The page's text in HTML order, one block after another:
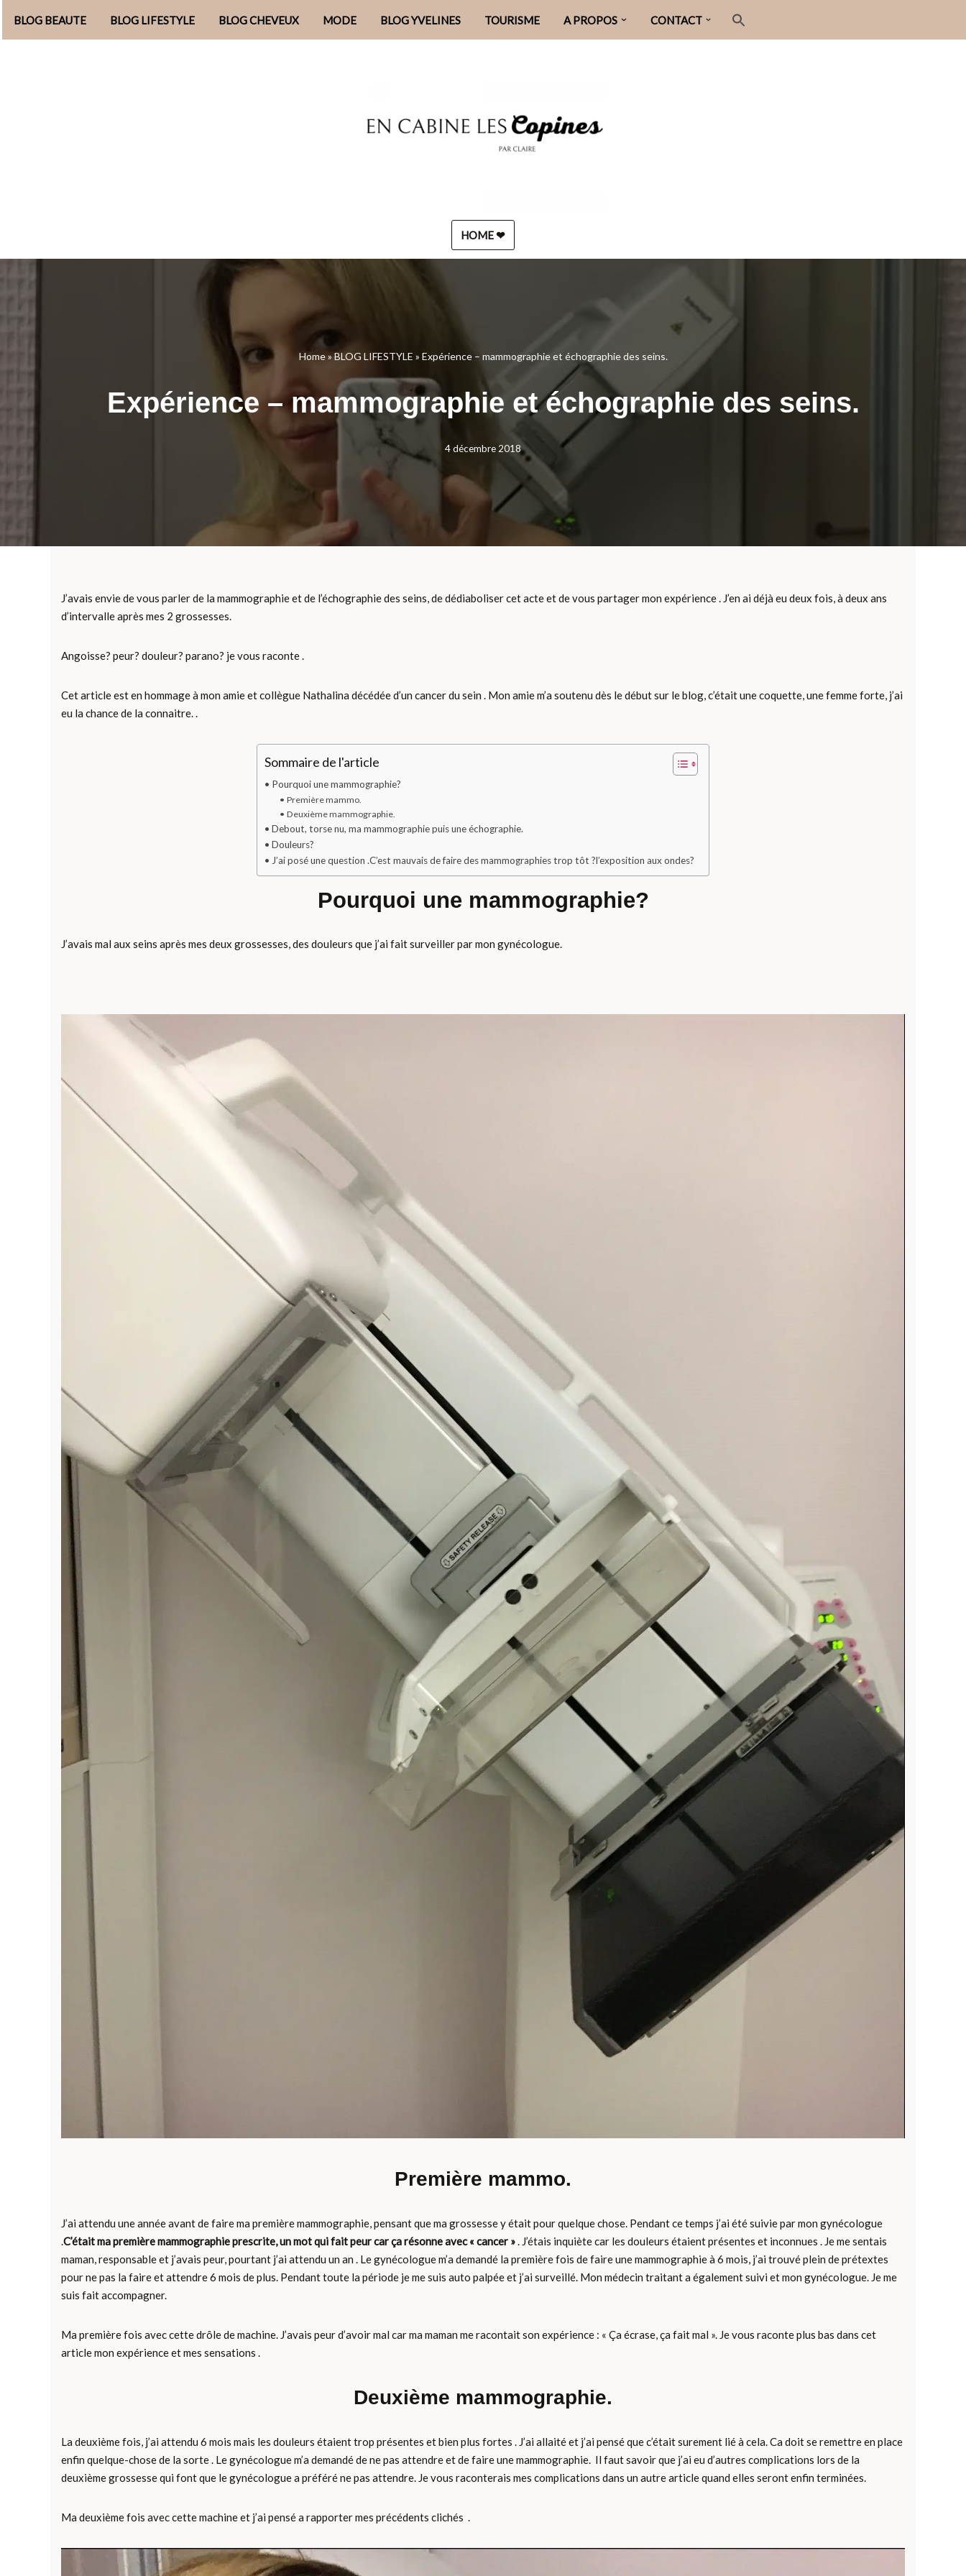
Aller
BLOG BEAUTE BLOG LIFESTYLE BLOG CHEVEUX MODE BLOG YVELINES TOURISME A PROPOS CONTACT
HOME ❤︎
Home»BLOG LIFESTYLE » Expérience – mammographie et échographie des seins.
Expérience – mammographie et échographie des seins.
4 décembre 2018
J’avais envie de vous parler de la mammographie et de l’échographie des seins, de dédiaboliser cet acte et de vous partager mon expérience . J’en ai déjà eu deux fois, à deux ans
d’intervalle après mes 2 grossesses.
Angoisse? peur? douleur? parano? je vous raconte .
Cet article est en hommage à mon amie et collègue Nathalina décédée d’un cancer du sein . Mon amie m’a soutenu dès le début sur le blog, c’était une coquette, une femme forte, j’ai
eu la chance de la connaitre. .
Sommaire de l'article
Pourquoi une mammographie?
Première mammo.
Deuxième mammographie.
Debout, torse nu, ma mammographie puis une échographie.
Douleurs?
J’ai posé une question .C’est mauvais de faire des mammographies trop tôt ?l’exposition aux ondes?
Pourquoi une mammographie?
J’avais mal aux seins après mes deux grossesses, des douleurs que j’ai fait surveiller par mon gynécologue.
Première mammo.
J’ai attendu une année avant de faire ma première mammographie, pensant que ma grossesse y était pour quelque chose. Pendant ce temps j’ai été suivie par mon gynécologue
.C’était ma première mammographie prescrite, un mot qui fait peur car ça résonne avec « cancer ». J’étais inquiète car les douleurs étaient présentes et inconnues . Je me sentais
maman, responsable et j’avais peur, pourtant j’ai attendu un an . Le gynécologue m’a demandé la première fois de faire une mammographie à 6 mois, j’ai trouvé plein de prétextes
pour ne pas la faire et attendre 6 mois de plus. Pendant toute la période je me suis auto palpée et j’ai surveillé. Mon médecin traitant a également suivi et mon gynécologue. Je me
suis fait accompagner.
Ma première fois avec cette drôle de machine. J’avais peur d’avoir mal car ma maman me racontait son expérience : « Ça écrase, ça fait mal ». Je vous raconte plus bas dans cet
article mon expérience et mes sensations .
Deuxième mammographie.
La deuxième fois, j’ai attendu 6 mois mais les douleurs étaient trop présentes et bien plus fortes . J’ai allaité et j’ai pensé que c’était surement lié à cela. Ca doit se remettre en place
enfin quelque-chose de la sorte . Le gynécologue m’a demandé de ne pas attendre et de faire une mammographie. Il faut savoir que j’ai eu d’autres complications lors de la
deuxième grossesse qui font que le gynécologue a préféré ne pas attendre. Je vous raconterais mes complications dans un autre article quand elles seront enfin terminées.
Ma deuxième fois avec cette machine et j’ai pensé a rapporter mes précédents clichés .